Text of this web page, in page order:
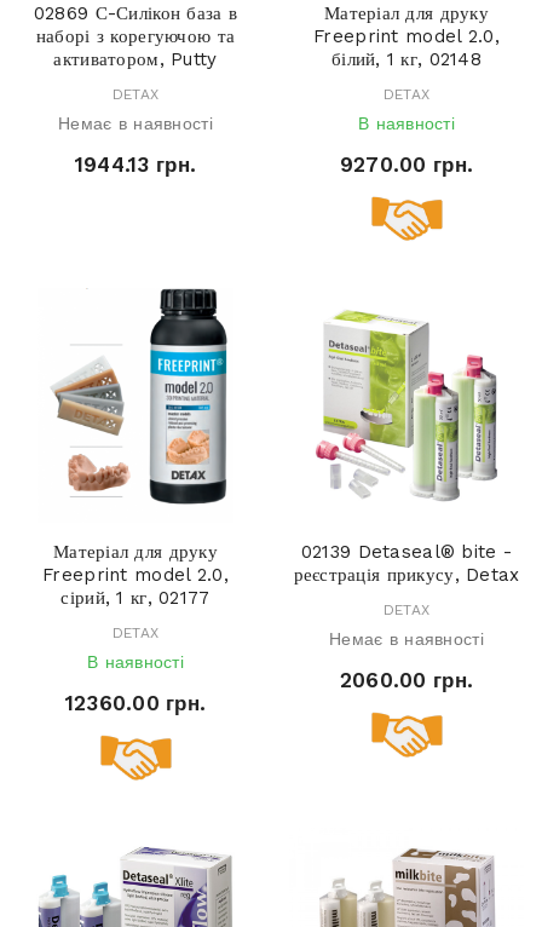
02869 С-Силікон база в
наборі з корегуючою та
активатором, Putty
DETAX
Немає в наявності
1944.13 грн.
Матеріал для друку
Freeprint model 2.0,
білий, 1 кг, 02148
DETAX
В наявності
9270.00 грн.
Матеріал для друку
Freeprint model 2.0,
сірий, 1 кг, 02177
DETAX
В наявності
12360.00 грн.
02139 Detaseal® bite -
реєстрація прикусу, Detax
DETAX
Немає в наявності
2060.00 грн.